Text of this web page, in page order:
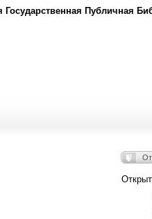
Государственная Публичная